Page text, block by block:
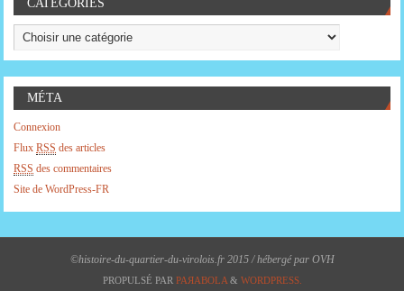
CATÉGORIES
MÉTA
Connexion
FluxRSS des articles
RSS des commentaires
Site de WordPress-FR
©histoire-du-quartier-du-virolois.fr 2015 / hébergé par OVH
PROPULSÉ PAR PAЯABOLA& WORDPRESS.